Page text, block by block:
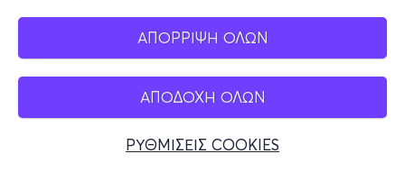
ΑΠΟΡΡΙΨΗ ΟΛΩΝ
ΑΠΟΔΟΧΗ ΟΛΩΝ
ΡΥΘΜΙΣΕΙΣ COOKIES